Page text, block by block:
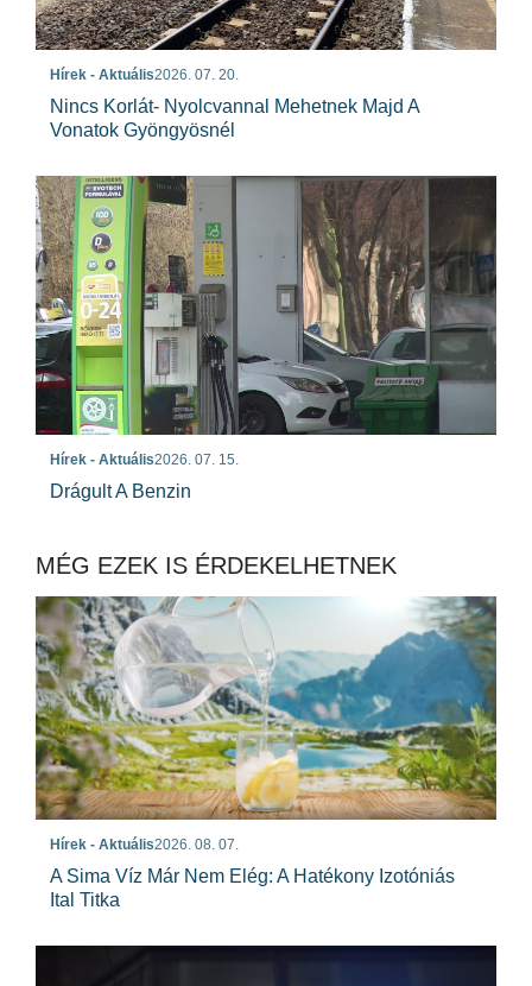
Hírek - Aktuális2026. 07. 20.
Nincs Korlát- Nyolcvannal Mehetnek Majd A
Vonatok Gyöngyösnél
Hírek - Aktuális2026. 07. 15.
Drágult A Benzin
MÉG EZEK IS ÉRDEKELHETNEK
Hírek - Aktuális2026. 08. 07.
A Sima Víz Már Nem Elég: A Hatékony Izotóniás
Ital Titka